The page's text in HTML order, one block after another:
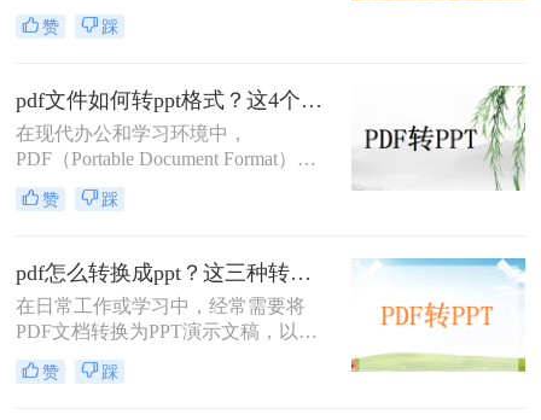
行演示或编辑。那么pdf怎么转ppt免
费呢？虽然市面上有许多付费的转换
转PPT方法，帮助你轻松实现文件格
式的转换。
赞 踩
pdf文件如何转ppt格式？这4个方法请收好！方便又好用！
在现代办公和学习环境中，
PDF（Portable Document Format）因
其出色的跨平台兼容性和保持文档格
式不变的能力而广受欢迎。然而，在
件中的内容转换成PPT（PowerPoint
Presentation）格式，以便进行演示或
进一步编辑。那么pdf文件如何转ppt
格式呢？本文将详细介绍几种将PDF
文件转换为PPT格式的有效方法，帮
助您轻松应对这一需求。
赞 踩
pdf怎么转换成ppt？这三种转换方法分享给你!！
在日常工作或学习中，经常需要将
PDF文档转换为PPT演示文稿，以便
于更好地展示和编辑内容。
PDF（Portable Document Format）因
赞 踩